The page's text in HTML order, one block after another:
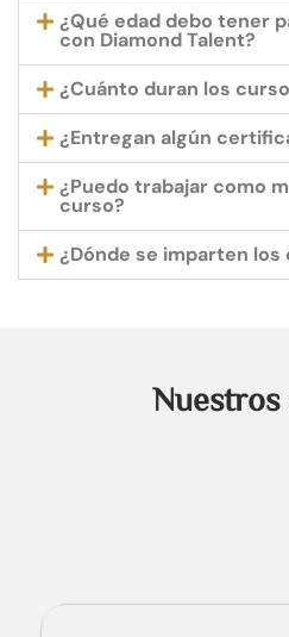
¿Qué edad debo tener
con Diamond Talent?
¿Cuánto duran los
¿Entregan algún
¿Puedo trabajar como
curso?
¿Dónde se imparten
Nuestros